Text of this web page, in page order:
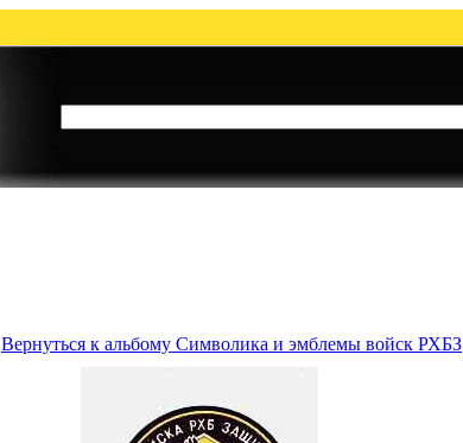
Вернуться к альбому Символика и эмблемы войск РХБЗ